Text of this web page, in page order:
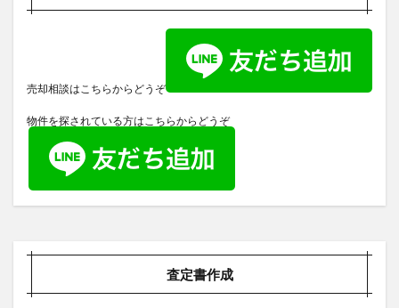
売却相談はこちらからどうぞ
物件を探されている方はこちらからどうぞ
査定書作成